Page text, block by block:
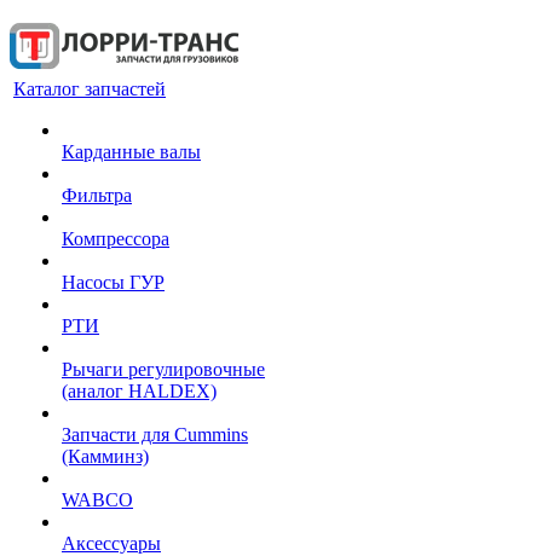
Каталог запчастей
Карданные валы
Фильтра
Компрессора
Насосы ГУР
РТИ
Рычаги регулировочные
(аналог HALDEX)
Запчасти для Cummins
(Камминз)
WABCO
Аксессуары